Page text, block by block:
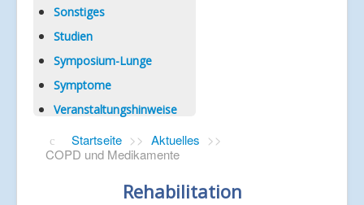
Sonstiges
Studien
Symposium-Lunge
Symptome
Veranstaltungshinweise
Startseite >> Aktuelles >>
COPD und Medikamente
Rehabilitation